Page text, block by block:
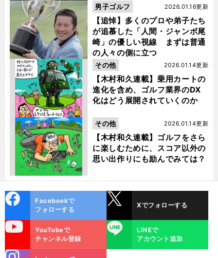
【追悼】多くのプロや弟子たち
が追慕した「人間・ジャンボ尾
崎」の優しい視線 まずは普通
の人々の側に立つ
2026.01.16更新
男子ゴルフ
【木村和久連載】乗用カートの
進化を含め、ゴルフ業界のDX
化はどう展開されていくのか
2026.01.14更新
その他
【木村和久連載】ゴルフをさら
に楽しむために、スコア以外の
思い出作りにも励んでみては？
2026.01.14更新
その他
ok
Facebookで
フォローする
Xでフォローする
YouTubeで
チャンネル登録
LINE
LINEで
アカウント追加